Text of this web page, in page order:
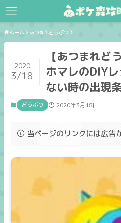
ホーム あつ森 どうぶつ
【あつまれど
ホマレのDIY
ない時の出現
2020
3/18
どうぶつ 2020年3月18日
当ページのリンクには広告